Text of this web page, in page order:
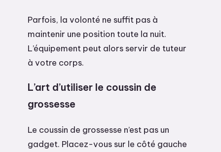
Parfois, la volonté ne suffit pas à
maintenir une position toute la nuit.
L’équipement peut alors servir de tuteur
à votre corps.
L’art d’utiliser le coussin de
grossesse
Le coussin de grossesse n’est pas un
gadget. Placez-vous sur le côté gauche